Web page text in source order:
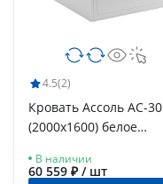
4.5(2)
Кровать Ассоль АС-30
(2000х1600) белое
В наличии
60 559 ₽ / шт